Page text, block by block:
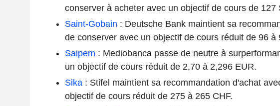
conserver à acheter avec un objectif de cours de 127
Saint-Gobain : Deutsche Bank maintient sa
de conserver avec un objectif de cours réduit de 96 à
Saipem : Mediobanca passe de neutre à
un objectif de cours réduit de 2,70 à 2,296 EUR.
Sika: Stifel maintient sa recommandation d'achat
objectif de cours réduit de 275 à 265 CHF.